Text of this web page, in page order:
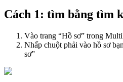
Cách 1: tìm bằng tìm
Vào trang “Hồ sơ” trong
Nhấp chuột phải vào hồ sơ
sơ”